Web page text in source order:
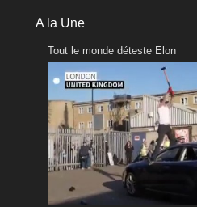
A la Une
Tout le monde déteste Elon